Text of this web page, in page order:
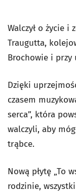
Walczył o życie
Traugutta,
Brochowie i przy
Dzięki
czasem
serca”, która
walczyli, aby
trąbce.
Nową płytę „To
rodzinie,